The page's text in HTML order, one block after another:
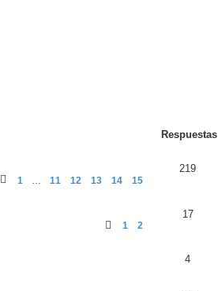
Respuestas
1 11 12 13 14 15
219
1 2
17
4